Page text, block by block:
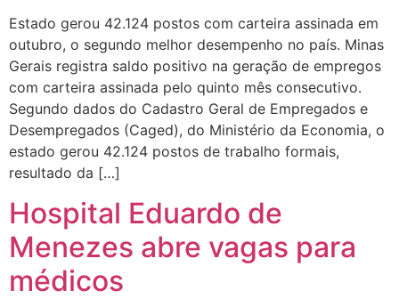
Estado gerou 42.124 postos com carteira assinada em
outubro, o segundo melhor desempenho no país. Minas
Gerais registra saldo positivo na geração de empregos
com carteira assinada pelo quinto mês consecutivo.
Segundo dados do Cadastro Geral de Empregados e
Desempregados (Caged), do Ministério da Economia, o
estado gerou 42.124 postos de trabalho formais,
resultado da […]
Hospital Eduardo de
Menezes abre vagas para
médicos